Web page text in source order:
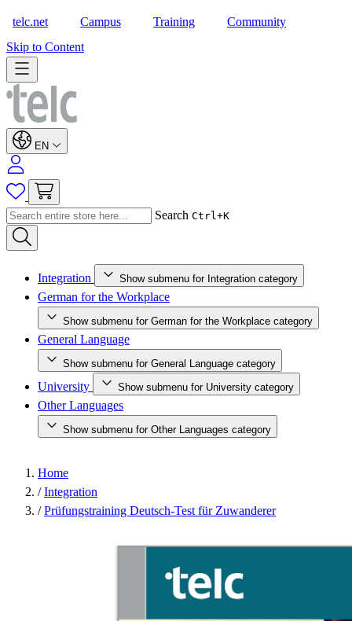
telc.net Campus Training Community
Skip to Content
EN
Search Ctrl+K
Integration Show submenu for Integration category
German for the Workplace
Show submenu for German for the Workplace category
General Language
Show submenu for General Language category
University Show submenu for University category
Other Languages
Show submenu for Other Languages category
Home
/ Integration
/ Prüfungstraining Deutsch-Test für Zuwanderer